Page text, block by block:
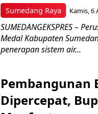
Sumedang Raya Kamis, 6
SUMEDANGEKSPRES –
Medal Kabupaten
penerapan sistem air...
Pembangunan
Dipercepat,